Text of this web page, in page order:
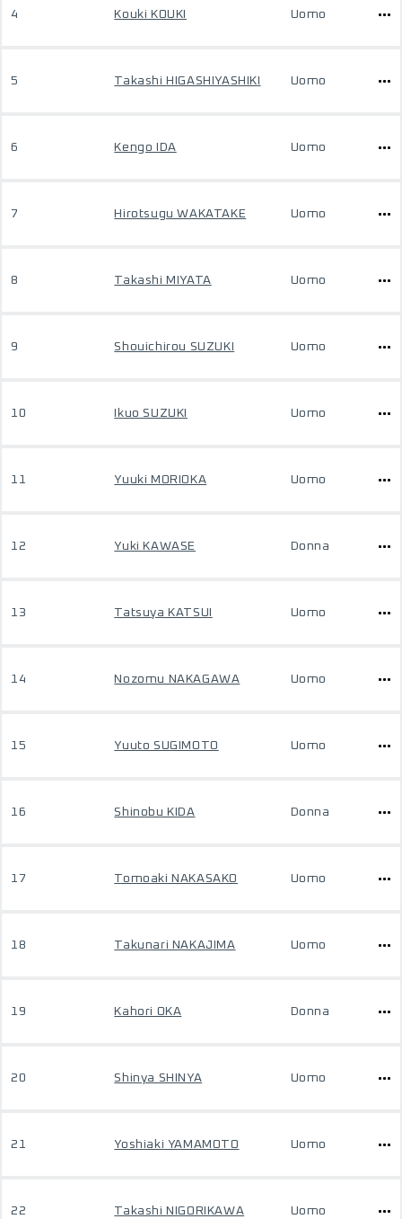
4 Kouki KOUKI Uomo
5 Takashi HIGASHIYASHIKI Uomo
6 Kengo IDA Uomo
7 Hirotsugu WAKATAKE Uomo
8 Takashi MIYATA Uomo
9 Shouichirou SUZUKI Uomo
10 Ikuo SUZUKI Uomo
11 Yuuki MORIOKA Uomo
12 Yuki KAWASE Donna
13 Tatsuya KATSUI Uomo
14 Nozomu NAKAGAWA Uomo
15 Yuuto SUGIMOTO Uomo
16 Shinobu KIDA Donna
17 Tomoaki NAKASAKO Uomo
18 Takunari NAKAJIMA Uomo
19 Kahori OKA Donna
20 Shinya SHINYA Uomo
21 Yoshiaki YAMAMOTO Uomo
22 Takashi NIGORIKAWA Uomo